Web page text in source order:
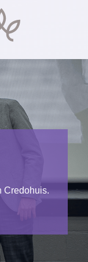
Credohuis.